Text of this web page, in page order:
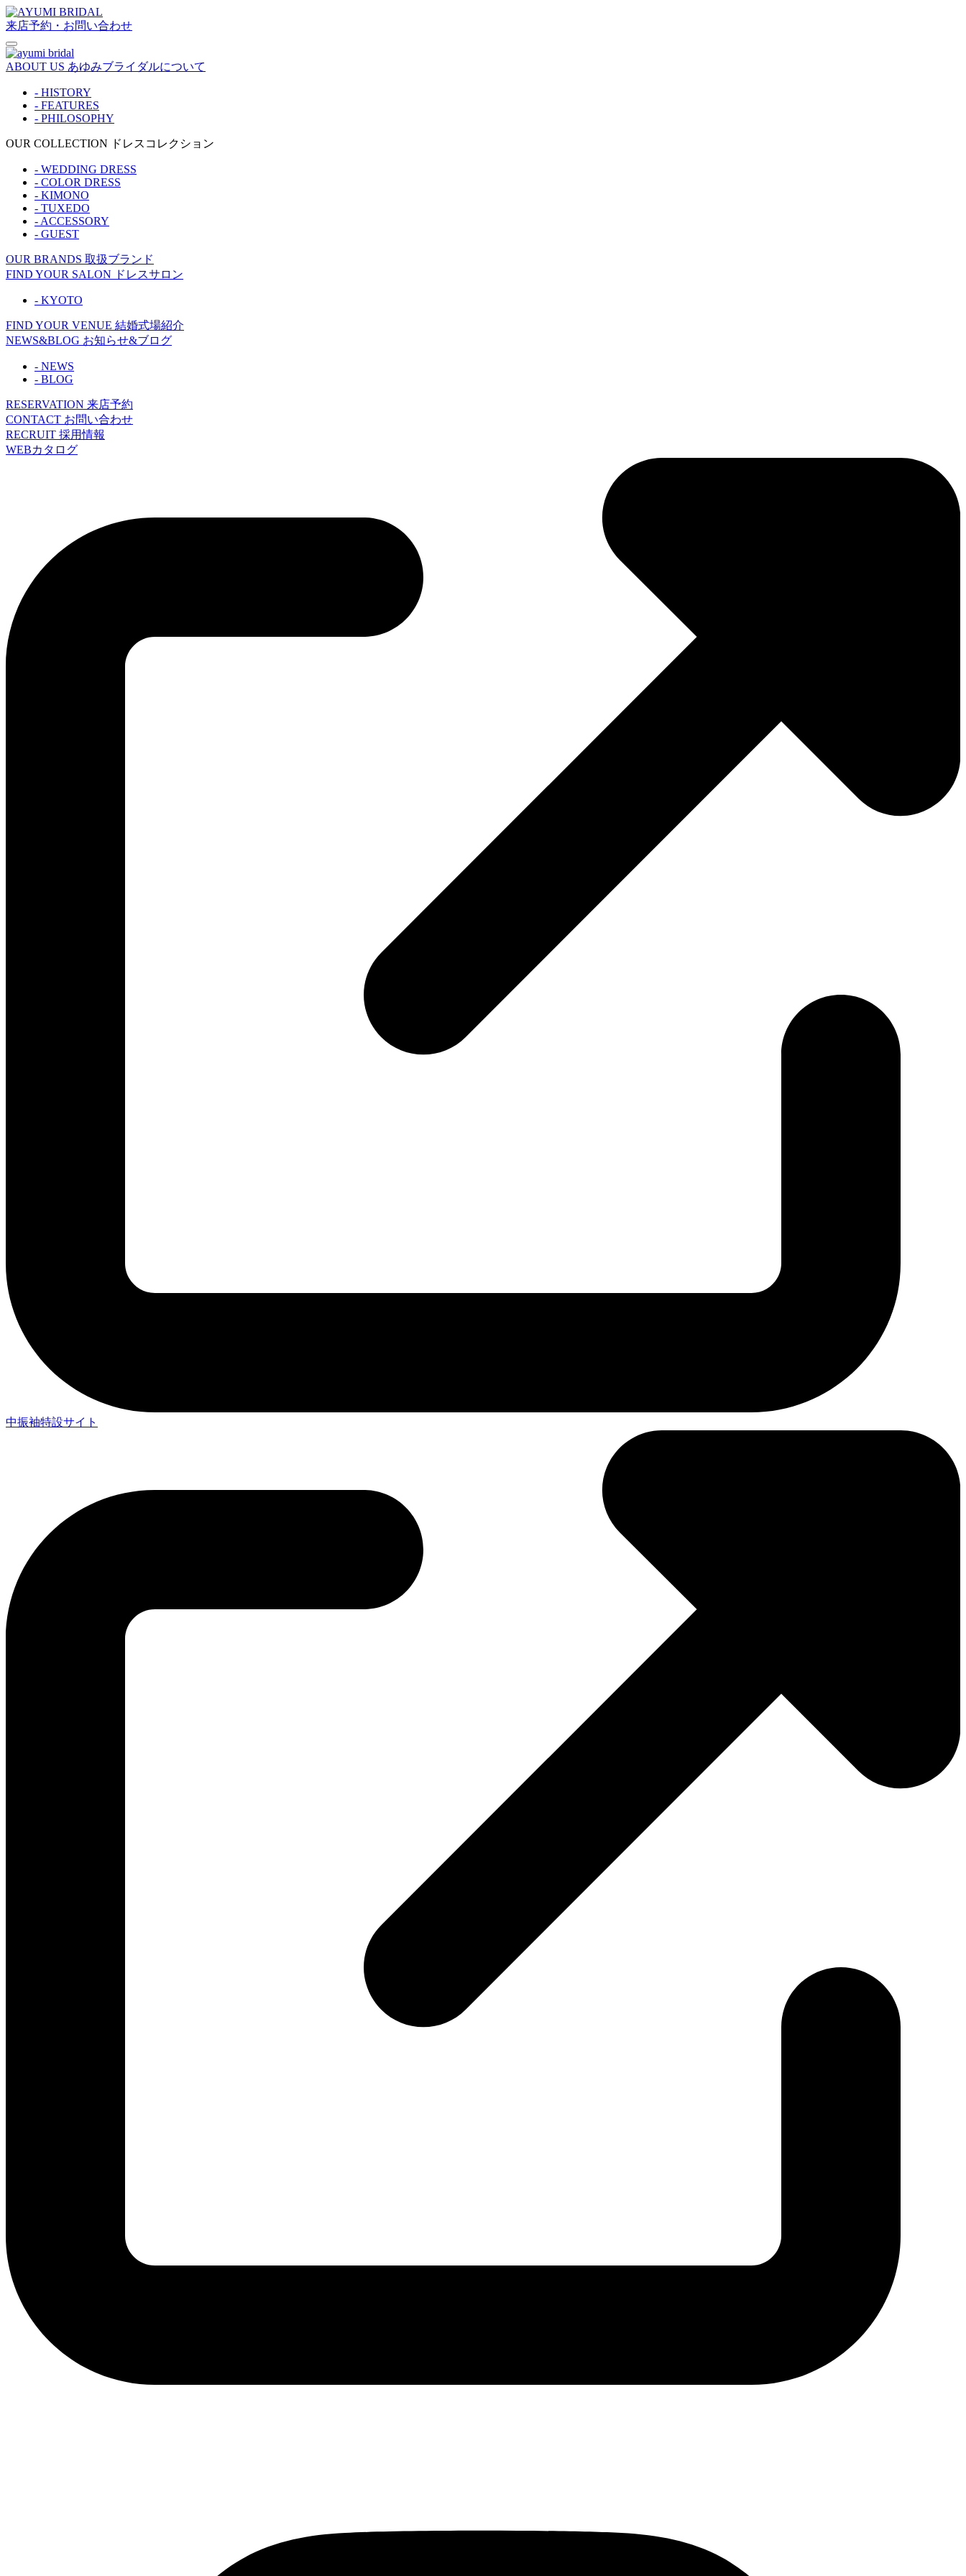
来店予約・お問い合わせ
ABOUT US あゆみブライダルについて
- HISTORY
- FEATURES
- PHILOSOPHY
OUR COLLECTION ドレスコレクション
- WEDDING DRESS
- COLOR DRESS
- KIMONO
- TUXEDO
- ACCESSORY
- GUEST
OUR BRANDS 取扱ブランド
FIND YOUR SALON ドレスサロン
- KYOTO
FIND YOUR VENUE 結婚式場紹介
NEWS&BLOG お知らせ&ブログ
- NEWS
- BLOG
RESERVATION 来店予約
CONTACT お問い合わせ
RECRUIT 採用情報
WEBカタログ
中振袖特設サイト